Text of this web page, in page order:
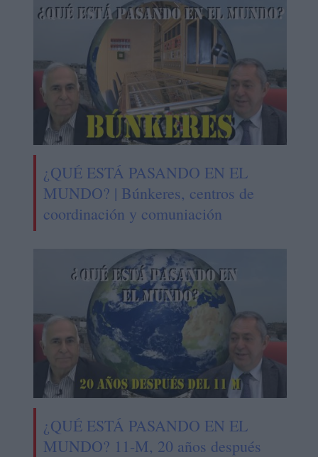
¿QUÉ ESTÁ PASANDO EN EL
MUNDO? | Búnkeres, centros de
coordinación y comuniación
¿QUÉ ESTÁ PASANDO EN EL
MUNDO? 11-M, 20 años después